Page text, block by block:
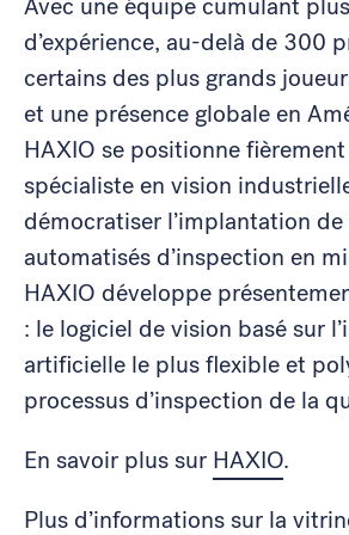
Avec une équipe cumulant
d’expérience, au-delà de 300
certains des plus grands
et une présence globale en
HAXIO se positionne
spécialiste en vision
démocratiser l’implantation
automatisés d’inspection en
HAXIO développe
: le logiciel de vision basé sur
artificielle le plus flexible et
processus d’inspection de la
En savoir plus sur HAXIO.
Plus d’informations sur la